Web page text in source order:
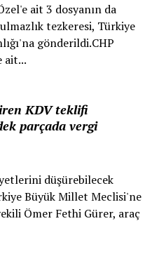
ait 3 dosyanın da
tezkeresi, Türkiye
gönderildi.CHP
ait...
KDV teklifi
parçada vergi
düşürebilecek
Büyük Millet Meclisi'ne
Ömer Fethi Gürer, araç